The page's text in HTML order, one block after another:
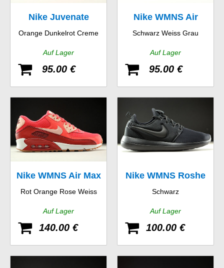
Nike Juvenate
Orange Dunkelrot Creme
Auf Lager
95.00 €
Nike WMNS Air
Pegasus 89
Schwarz Weiss Grau
Auf Lager
95.00 €
Nike WMNS Air Max
90 Essential
Rot Orange Rose Weiss
Auf Lager
140.00 €
Nike WMNS Roshe
Two
Schwarz
Auf Lager
100.00 €